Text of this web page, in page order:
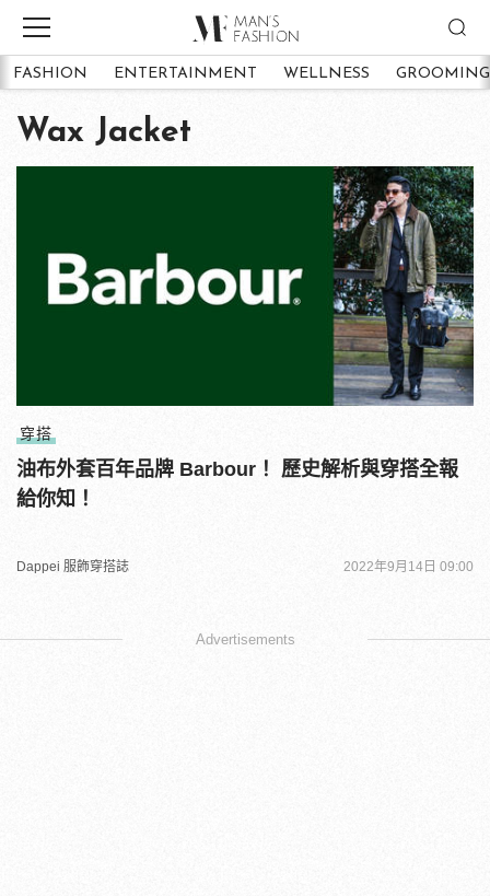
FASHION ENTERTAINMENT WELLNESS GROOMING
Wax Jacket
穿搭
油布外套百年品牌 Barbour！ 歷史解析與穿搭全報
給你知！
Dappei 服飾穿搭誌 2022年9月14日 09:00
Advertisements